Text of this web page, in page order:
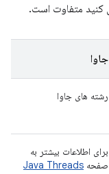
جاوا
رشته های جاوا
برای اطلاعات بیشتر به
صفحه Java Threads